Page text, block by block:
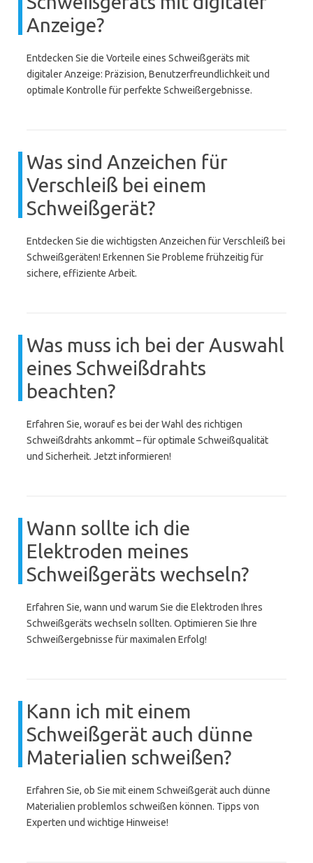
Anzeige?
Entdecken Sie die Vorteile eines Schweißgeräts mit
digitaler Anzeige: Präzision, Benutzerfreundlichkeit und
optimale Kontrolle für perfekte Schweißergebnisse.
Was sind Anzeichen für
Verschleiß bei einem
Schweißgerät?
Entdecken Sie die wichtigsten Anzeichen für Verschleiß bei
Schweißgeräten! Erkennen Sie Probleme frühzeitig für
sichere, effiziente Arbeit.
Was muss ich bei der Auswahl
eines Schweißdrahts
beachten?
Erfahren Sie, worauf es bei der Wahl des richtigen
Schweißdrahts ankommt – für optimale Schweißqualität
und Sicherheit. Jetzt informieren!
Wann sollte ich die
Elektroden meines
Schweißgeräts wechseln?
Erfahren Sie, wann und warum Sie die Elektroden Ihres
Schweißgeräts wechseln sollten. Optimieren Sie Ihre
Schweißergebnisse für maximalen Erfolg!
Kann ich mit einem
Schweißgerät auch dünne
Materialien schweißen?
Erfahren Sie, ob Sie mit einem Schweißgerät auch dünne
Materialien problemlos schweißen können. Tipps von
Experten und wichtige Hinweise!